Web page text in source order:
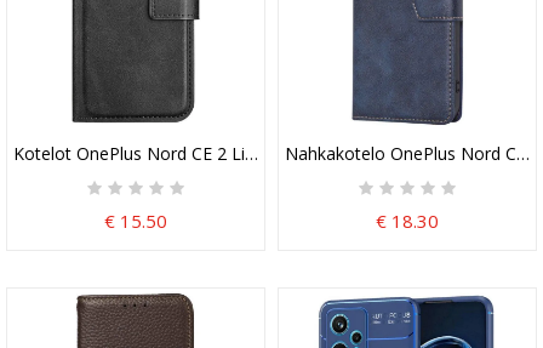
Kotelot OnePlus Nord CE 2 Lite 5G Retro Tyyli
€ 15.50
Nahkakotelo OnePlus Nord CE
€ 18.30